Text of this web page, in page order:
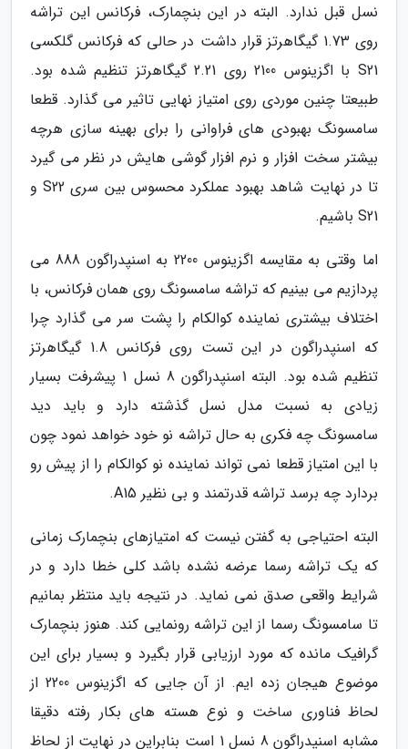
نسل قبل ندارد. البته در این بنچمارک، فرکانس این تراشه
روی 1.73 گیگاهرتز قرار داشت در حالی که فرکانس گلکسی
S21 با اگزینوس 2100 روی 2.21 گیگاهرتز تنظیم شده بود.
طبیعتا چنین موردی روی امتیاز نهایی تاثیر می گذارد. قطعا
سامسونگ بهبودی های فراوانی را برای بهینه سازی هرچه
بیشتر سخت افزار و نرم افزار گوشی هایش در نظر می گیرد
تا در نهایت شاهد بهبود عملکرد محسوس بین سری S22 و
S21 باشیم.
اما وقتی به مقایسه اگزینوس 2200 به اسنپدراگون 888 می
پردازیم می بینیم که تراشه سامسونگ روی همان فرکانس، با
اختلاف بیشتری نماینده کوالکام را پشت سر می گذارد چرا
که اسنپدراگون در این تست روی فرکانس 1.8 گیگاهرتز
تنظیم شده بود. البته اسنپدراگون 8 نسل 1 پیشرفت بسیار
زیادی به نسبت مدل نسل گذشته دارد و باید دید
سامسونگ چه فکری به حال تراشه نو خود خواهد نمود چون
با این امتیاز قطعا نمی تواند نماینده نو کوالکام را از پیش رو
بردارد چه برسد تراشه قدرتمند و بی نظیر A15.
البته احتیاجی به گفتن نیست که امتیازهای بنچمارک زمانی
که یک تراشه رسما عرضه نشده باشد کلی خطا دارد و در
شرایط واقعی صدق نمی نماید. در نتیجه باید منتظر بمانیم
تا سامسونگ رسما از این تراشه رونمایی کند. هنوز بنچمارک
گرافیک مانده که مورد ارزیابی قرار بگیرد و بسیار برای این
موضوع هیجان زده ایم. از آن جایی که اگزینوس 2200 از
لحاظ فناوری ساخت و نوع هسته های بکار رفته دقیقا
مشابه اسنپدراگون 8 نسل 1 است بنابراین در نهایت از لحاظ